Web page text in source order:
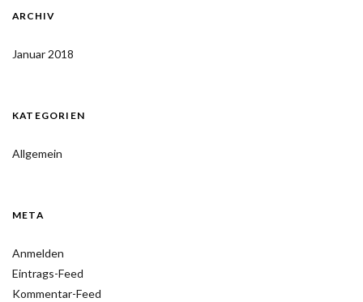
ARCHIV
Januar 2018
KATEGORIEN
Allgemein
META
Anmelden
Eintrags-Feed
Kommentar-Feed